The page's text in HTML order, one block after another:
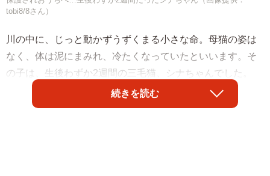
tobi8/8さん）
川の中に、じっと動かずうずくまる小さな命。母猫の姿は
なく、体は泥にまみれ、冷たくなっていたといいます。そ
の子は、生後わずか2週間の三毛猫、シナちゃんでした。
保護されたとき、「このサイズの子は生きられない子も多
続きを読む